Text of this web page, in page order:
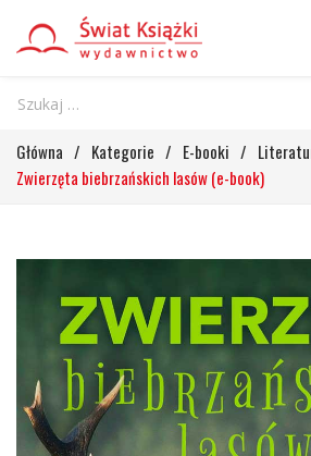
Główna / Kategorie / E-booki /
Zwierzęta biebrzańskich lasów (e-book)